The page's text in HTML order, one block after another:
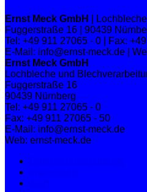
Ernst Meck GmbH
|
Fuggerstraße 16 | 90439
Tel: +49 911 27065 - 0 | Fax:
E-Mail: info@ernst-meck.de |
Ernst Meck GmbH
Lochbleche und
Fuggerstraße 16
90439 Nürnberg
Tel: +49 911 27065 - 0
Fax: +49 911 27065 - 50
E-Mail: info@ernst-meck.de
Web: ernst-meck.de